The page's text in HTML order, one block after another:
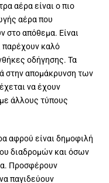
αέρα είναι ο πιο
αέρα που
στο απόθεμα. Είναι
παρέχουν καλό
οδήγησης. Τα
στην απομάκρυνση των
να έχουν
άλλους τύπους
αφρού είναι δημοφιλή
διαδρομών και όσων
Προσφέρουν
παγιδεύουν